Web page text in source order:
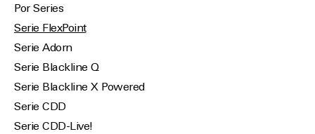
Por Series
Serie FlexPoint
Serie Adorn
Serie Blackline Q
Serie Blackline X Powered
Serie CDD
Serie CDD-Live!